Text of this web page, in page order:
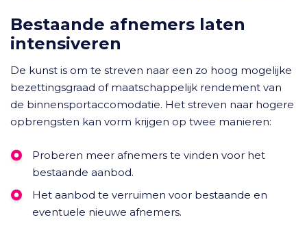
Bestaande afnemers laten
intensiveren
De kunst is om te streven naar een zo hoog mogelijke
bezettingsgraad of maatschappelijk rendement van
de binnensportaccomodatie. Het streven naar hogere
opbrengsten kan vorm krijgen op twee manieren:
Proberen meer afnemers te vinden voor het
bestaande aanbod.
Het aanbod te verruimen voor bestaande en
eventuele nieuwe afnemers.